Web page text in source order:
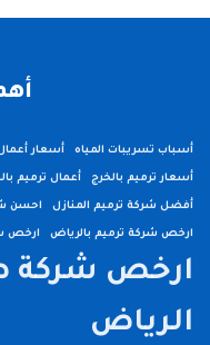
أسباب تسريبات المياه أسعار
أسعار ترميم بالخرج أعمال ترميم
أفضل شركة ترميم المنازل احسن
ارخص شركة ترميم بالرياض ارخص
ارخص شركة
الرياض